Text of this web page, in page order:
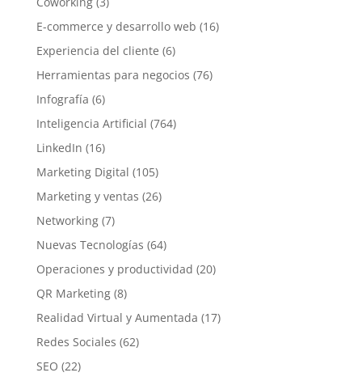
E-commerce y desarrollo web (16)
Experiencia del cliente (6)
Herramientas para negocios (76)
Infografía (6)
Inteligencia Artificial (764)
LinkedIn (16)
Marketing Digital (105)
Marketing y ventas (26)
Networking(7)
Nuevas Tecnologías (64)
Operaciones y productividad (20)
QR Marketing(8)
Realidad Virtual y Aumentada (17)
Redes Sociales (62)
SEO (22)